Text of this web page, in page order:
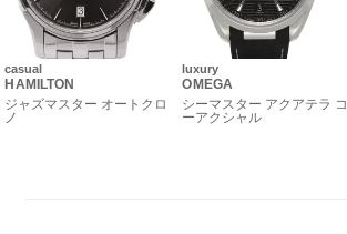
casual
HAMILTON
ジャズマスター オートクロ
ノ
luxury
OMEGA
シーマスター アクアテラ コ
ーアクシャル